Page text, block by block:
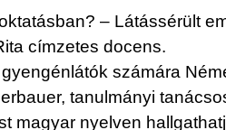
– Látássérült
címzetes docens.
számára
tanulmányi
magyar nyelven